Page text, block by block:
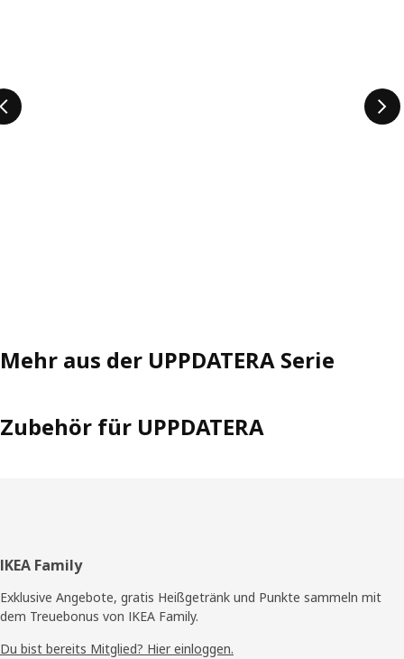
Mehr aus der UPPDATERA Serie
Zubehör für UPPDATERA
Fußzeile
IKEA Family
Exklusive Angebote, gratis Heißgetränk und Punkte sammeln mit
dem Treuebonus von IKEA Family.
Du bist bereits Mitglied? Hier einloggen.